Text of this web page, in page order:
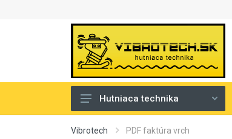
Zhutňovanie betónu
Hutniaca technika
Vibrotech PDF faktúra vrch